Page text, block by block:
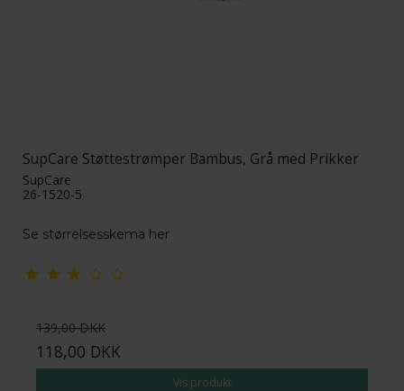
SupCare Støttestrømper Bambus, Grå med Prikker
SupCare
26-1520-5
Se størrelsesskema her
139,00 DKK
118,00 DKK
Vis produkt